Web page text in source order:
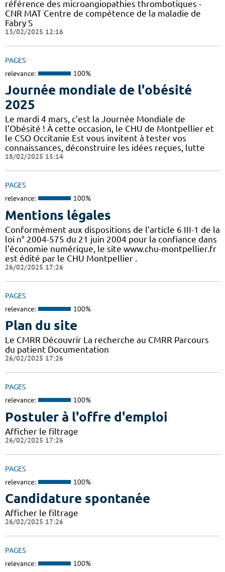
référence des microangiopathies thrombotiques -
CNR MAT Centre de compétence de la maladie de
Fabry S
13/02/2025 12:16
PAGES
relevance: 100%
Journée mondiale de l'obésité
2025
Le mardi 4 mars, c’est la Journée Mondiale de
l’Obésité ! À cette occasion, le CHU de Montpellier et
le CSO Occitanie Est vous invitent à tester vos
connaissances, déconstruire les idées reçues, lutte
18/02/2025 15:14
PAGES
relevance: 100%
Mentions légales
Conformément aux dispositions de l'article 6 III-1 de la
loi n° 2004-575 du 21 juin 2004 pour la confiance dans
l'économie numérique, le site www.chu-montpellier.fr
est édité par le CHU Montpellier .
26/02/2025 17:26
PAGES
relevance: 100%
Plan du site
Le CMRR Découvrir La recherche au CMRR Parcours
du patient Documentation
26/02/2025 17:26
PAGES
relevance: 100%
Postuler à l'offre d'emploi
Afficher le filtrage
26/02/2025 17:26
PAGES
relevance: 100%
Candidature spontanée
Afficher le filtrage
26/02/2025 17:26
PAGES
relevance: 100%